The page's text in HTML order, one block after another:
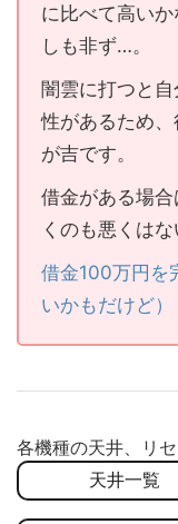
に比べて高い
しも非ず…。
闇雲に打つと
性があるため
が吉です。
借金がある場
くのも悪くはな
借金100万円を
いかもだけど）
各機種の天井、リ
天井一覧